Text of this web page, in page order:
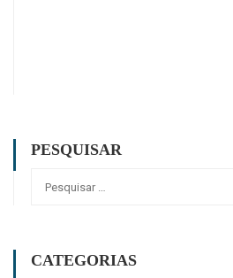
PESQUISAR
CATEGORIAS